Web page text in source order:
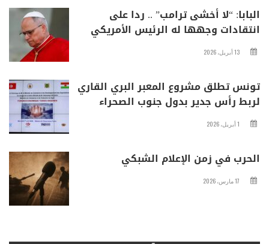
البابا: “لا أخشى ترامب” .. ردا على
انتقادات وجهها له الرئيس الأمريكي
13 أبريل، 2026
تونس تطلق مشروع المعبر البري القاري
لربط رأس جدير بدول جنوب الصحراء
1 أبريل، 2026
الحرب في زمن الإعلام الشبكي
17 مارس، 2026